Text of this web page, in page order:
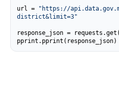
url =
"https://
district&limit=3"
response_json =
pprint.pprint(response_json)